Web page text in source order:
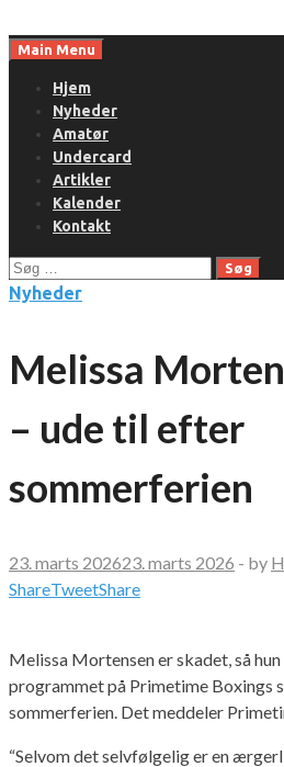
toMain Menu
Hjem
Nyheder
Amatør
Undercard
Artikler
Kalender
Kontakt
Søg
efter:
Nyheder
Melissa
– ude til efter
sommerferien
23. marts 202623. marts 2026 - by
ShareTweetShare
Melissa Mortensen er skadet, så
programmet på Primetime Boxings
sommerferien. Det meddeler
“Selvom det selvfølgelig er en